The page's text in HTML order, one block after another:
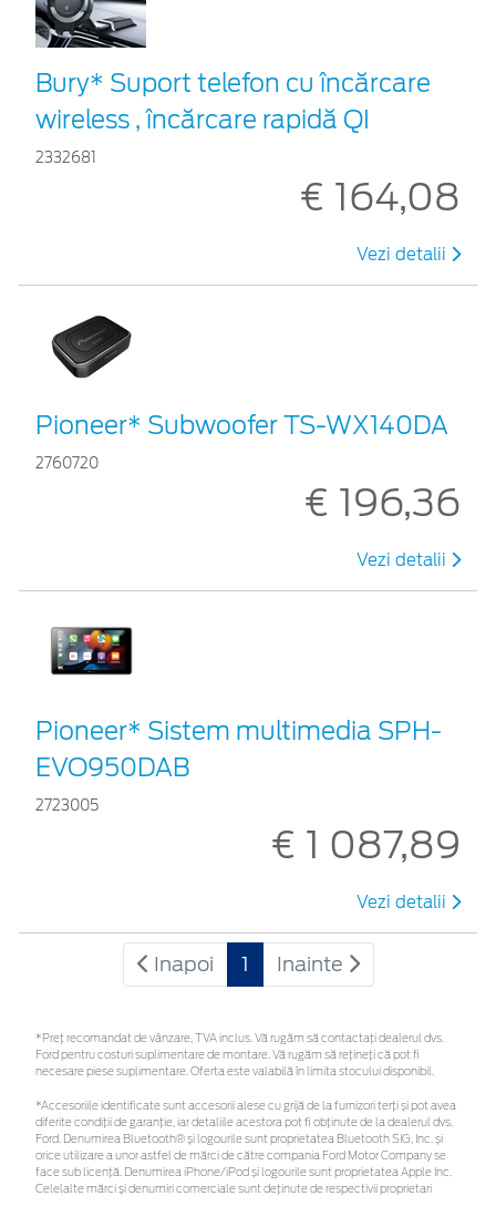
Bury* Suport telefon cu încărcare
wireless , încărcare rapidă QI
2332681
€ 164,08
Vezi detalii
Pioneer* Subwoofer TS-WX140DA
2760720
€ 196,36
Vezi detalii
Pioneer* Sistem multimedia SPH-
EVO950DAB
2723005
€ 1 087,89
Vezi detalii
Inapoi 1 Inainte
*Preţ recomandat de vânzare, TVA inclus. Vă rugăm să contactaţi dealerul dvs.
Ford pentru costuri suplimentare de montare. Vă rugăm să rețineți că pot fi
necesare piese suplimentare. Oferta este valabilă în limita stocului disponibil.
*Accesoriile identificate sunt accesorii alese cu grijă de la furnizori terți și pot avea
diferite condiții de garanție, iar detaliile acestora pot fi obținute de la dealerul dvs.
Ford. Denumirea Bluetooth® și logourile sunt proprietatea Bluetooth SIG, Inc. și
orice utilizare a unor astfel de mărci de către compania Ford Motor Company se
face sub licență. Denumirea iPhone/iPod și logourile sunt proprietatea Apple Inc.
Celelalte mărci și denumiri comerciale sunt deținute de respectivii proprietari